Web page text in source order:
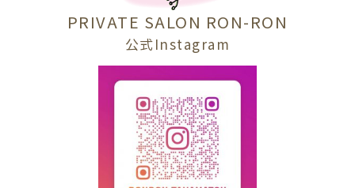
PRIVATE SALON RON-RON
公式Instagram